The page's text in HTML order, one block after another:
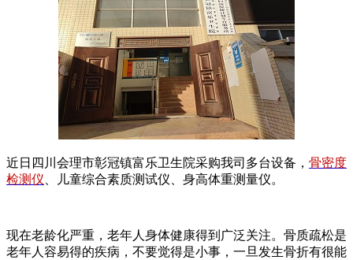
近日四川会理市彰冠镇富乐卫生院采购我司多台设备， 骨密度
检测仪 、儿童综合素质测试仪、身高体重测量仪。
现在老龄化严重，老年人身体健康得到广泛关注。骨质疏松是
老年人容易得的疾病，不要觉得是小事，一旦发生骨折有很能